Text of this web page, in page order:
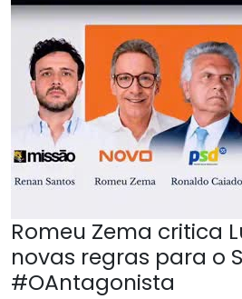
Romeu Zema critica
novas regras para o
#OAntagonista